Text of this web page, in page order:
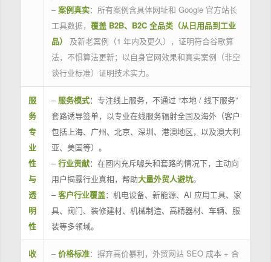
– 案例真实：所有案例含具体网址和 Google 官方站长
工具数据， 覆盖 B2B、B2C 全品类（从日用品到工业
品）
及新老案例（1 年内及更久），证明符合谷歌算
法，不惧算法更新；以自身官网效果和真实案例（非空
谈行业标准）证明技术实力。
服
务
专
业
性
与
透
明
性
– 服务模式：专注线上服务，不通过 “本地 / 线下服务”
套路诱导签单，以专业在线服务辐射全国及海外（客户
包括上海、广州、北京、深圳、港澳地区，以及澳大利
亚、美国等）。
–行业贡献：在圈内充斥噱头和套路的情况下，主动向
用户揭露行业真相，帮助大量外贸人避坑。
–客户行业覆盖：机电设备、新能源、AI 应用工具、家
具、阀门、装修建材、机械制造、高精器材、车辆、服
装等多领域。
收
– 价格标准：摒弃高价暴利，外贸网站 SEO 成本 + 合